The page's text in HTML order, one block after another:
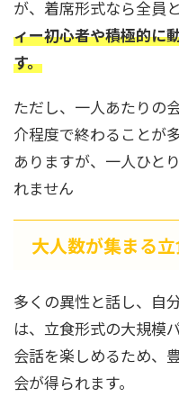
が、着席形式なら全員
ィー初心者や積極的に
す。
ただし、一人あたりの
介程度で終わることが
ありますが、一人ひと
れません
大人数が集まる
多くの異性と話し、自
は、立食形式の大規模
会話を楽しめるため、
会が得られます。